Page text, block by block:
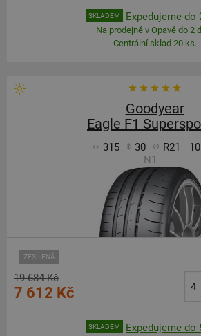
SKLADEM Expedujeme do
Na prodejně v Opavě do 2
Centrální sklad 20 ks.
Goodyear
Eagle F1
315 30 R21
N1
ZESÍLENÁ
19 684 Kč
7 612 Kč
SKLADEM Expedujeme do